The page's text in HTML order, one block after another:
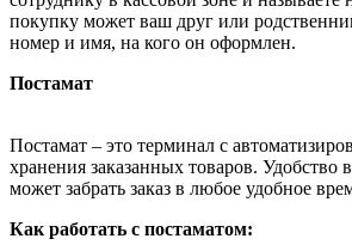
покупку может ваш друг или
номер и имя, на кого он оформлен.
Постамат
Постамат – это терминал с
хранения заказанных товаров. Удобство
может забрать заказ в любое удобное
Как работать с постаматом: